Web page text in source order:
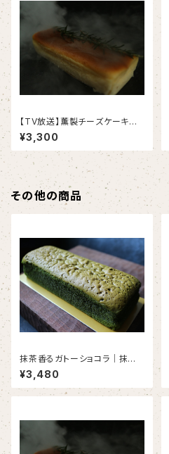
【TV放送】薫製チーズケーキ｜
ローズマリーの薫香（1本入り）
¥3,300
その他の商品
抹茶香るガトーショコラ｜抹茶×
グリーンレモン （1本入り）＜初
夏限定＞＜２０本限定＞＜６月
３日以降発送＞
¥3,480